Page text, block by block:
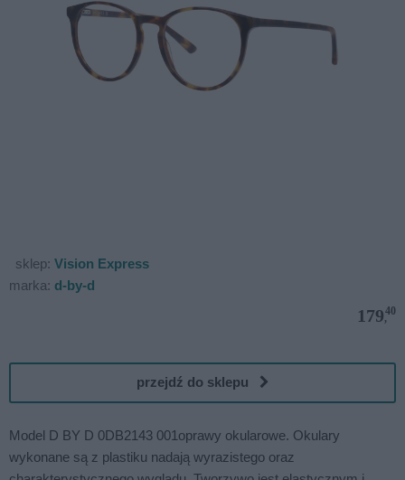
sklep: Vision Express
marka: d-by-d
179,
40
przejdź do sklepu
Model D BY D 0DB2143 001oprawy okularowe. Okulary
wykonane są z plastiku nadają wyrazistego oraz